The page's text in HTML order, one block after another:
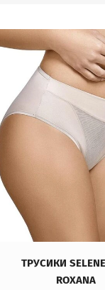
ТРУСИКИ
ROXANA